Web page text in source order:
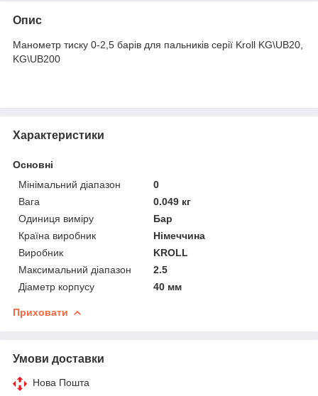
Опис
Манометр тиску 0-2,5 барів для пальників серії Kroll KG\UB20,
KG\UB200
Характеристики
Основні
Мінімальний діапазон
0
Вага
0.049 кг
Одиниця виміру
Бар
Країна виробник
Німеччина
Виробник
KROLL
Максимальний діапазон
2.5
Діаметр корпусу
40 мм
Приховати
Умови доставки
Нова Пошта